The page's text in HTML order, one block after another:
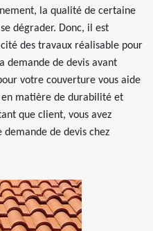
la qualité de certaine
dégrader. Donc, il est
des travaux réalisable pour
demande de devis avant
votre couverture vous aide
matière de durabilité et
que client, vous avez
de devis chez